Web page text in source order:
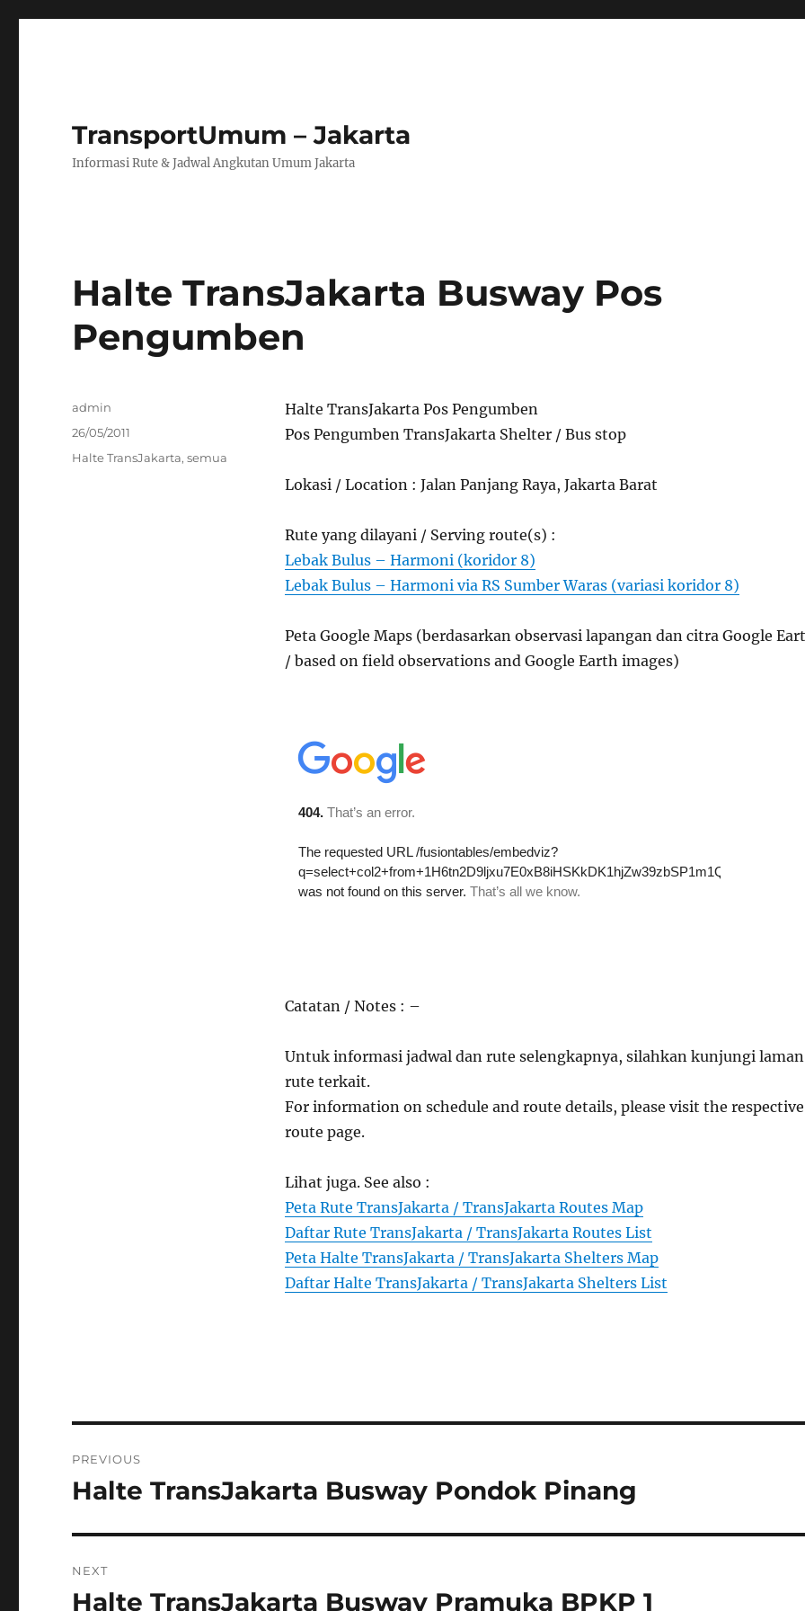
TransportUmum – Jakarta
Informasi Rute & Jadwal Angkutan Umum Jakarta
Halte TransJakarta Busway Pos
Pengumben
Halte TransJakarta Pos Pengumben
Pos Pengumben TransJakarta Shelter / Bus stop
Lokasi / Location : Jalan Panjang Raya, Jakarta Barat
Rute yang dilayani / Serving route(s) :
Lebak Bulus – Harmoni (koridor 8)
Lebak Bulus – Harmoni via RS Sumber Waras (variasi koridor 8)
Peta Google Maps (berdasarkan observasi lapangan dan citra Google
/ based on field observations and Google Earth images)
Catatan / Notes : –
Untuk informasi jadwal dan rute selengkapnya, silahkan kunjungi laman
rute terkait.
For information on schedule and route details, please visit the respective
route page.
Lihat juga. See also :
Peta Rute TransJakarta / TransJakarta Routes Map
Daftar Rute TransJakarta / TransJakarta Routes List
Peta Halte TransJakarta / TransJakarta Shelters Map
Daftar Halte TransJakarta / TransJakarta Shelters List
Author
admin
Posted
26/05/2011
Categories
Halte TransJakarta,semua
navigation
PREVIOUS
Previous
Halte TransJakarta Busway Pondok Pinang
NEXT
Next
Halte TransJakarta Busway Pramuka BPKP 1